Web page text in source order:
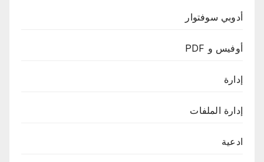
أدوبي سوفتوار
أوفيس و PDF
إدارة
إدارة الملفات
ادعية